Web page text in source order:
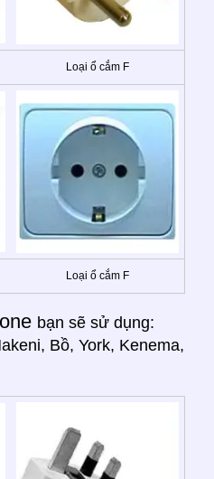
Loại ổ cắm F
Loại ổ cắm F
bạn sẽ sử dụng:
Bồ, York, Kenema,